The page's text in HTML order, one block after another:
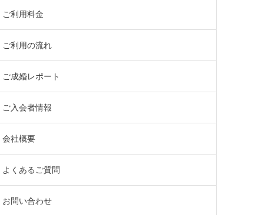
ご利用料金
ご利用の流れ
ご成婚レポート
ご入会者情報
会社概要
よくあるご質問
お問い合わせ